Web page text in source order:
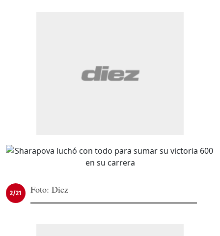
2/21 Foto: Diez